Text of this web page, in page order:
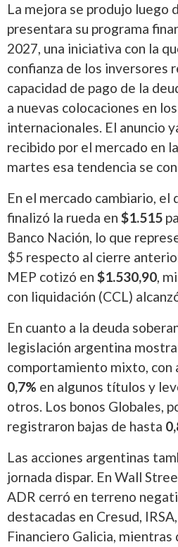
La mejora se produjo luego
presentara su programa
2027, una iniciativa con la
confianza de los inversores
capacidad de pago de la
a nuevas colocaciones en
internacionales. El anuncio
recibido por el mercado en
martes esa tendencia se
En el mercado cambiario, el
finalizó la rueda en $1.515
Banco Nación, lo que
$5 respecto al cierre
MEP cotizó en $1.530,90,
con liquidación (CCL)
En cuanto a la deuda
legislación argentina
comportamiento mixto, con
0,7% en algunos títulos y
otros. Los bonos Globales,
registraron bajas de hasta
Las acciones argentinas
jornada dispar. En Wall
ADR cerró en terreno
destacadas en Cresud,
Financiero Galicia, mientras